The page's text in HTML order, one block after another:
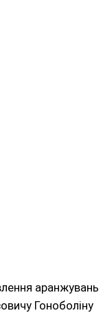
аранжувань
Гоноболіну